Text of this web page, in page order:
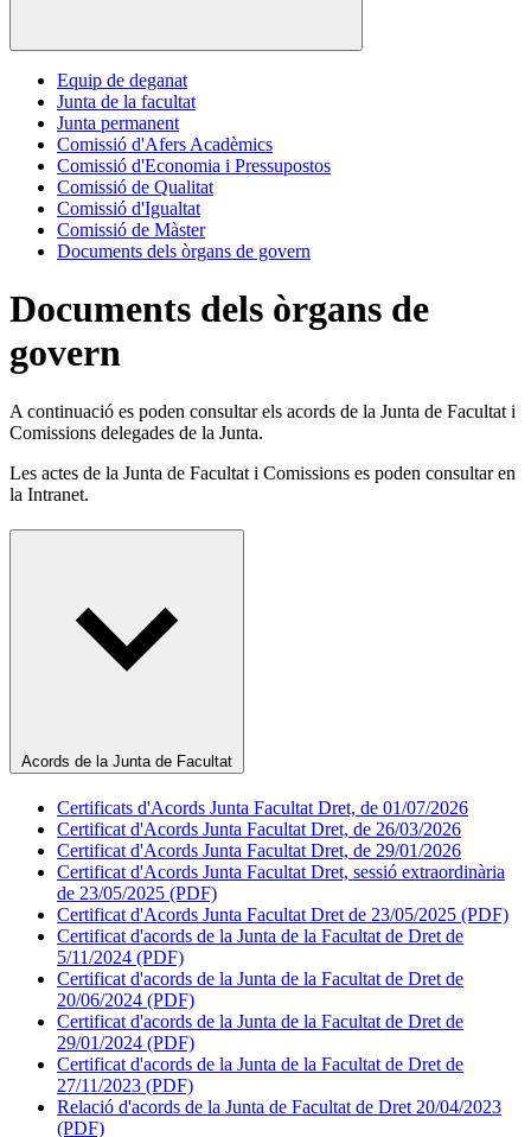
Equip de deganat
Junta de la facultat
Junta permanent
Comissió d'Afers Acadèmics
Comissió d'Economia i Pressupostos
Comissió de Qualitat
Comissió d'Igualtat
Comissió de Màster
Documents dels òrgans de govern
Documents dels òrgans de
govern
A continuació es poden consultar els acords de la Junta de Facultat i
Comissions delegades de la Junta.
Les actes de la Junta de Facultat i Comissions es poden consultar en
la Intranet.
Acords de la Junta de Facultat
Certificats d'Acords Junta Facultat Dret, de 01/07/2026
Certificat d'Acords Junta Facultat Dret, de 26/03/2026
Certificat d'Acords Junta Facultat Dret, de 29/01/2026
Certificat d'Acords Junta Facultat Dret, sessió extraordinària
de 23/05/2025 (PDF)
Certificat d'Acords Junta Facultat Dret de 23/05/2025 (PDF)
Certificat d'acords de la Junta de la Facultat de Dret de
5/11/2024 (PDF)
Certificat d'acords de la Junta de la Facultat de Dret de
20/06/2024 (PDF)
Certificat d'acords de la Junta de la Facultat de Dret de
29/01/2024 (PDF)
Certificat d'acords de la Junta de la Facultat de Dret de
27/11/2023 (PDF)
Relació d'acords de la Junta de Facultat de Dret 20/04/2023
(PDF)